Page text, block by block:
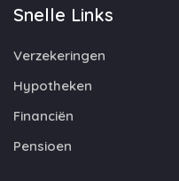
Snelle Links
Verzekeringen
Hypotheken
Financiën
Pensioen